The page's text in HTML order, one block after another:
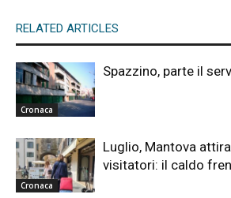
RELATED ARTICLES
Cronaca
Spazzino, parte il
Cronaca
Luglio, Mantova
visitatori: il caldo